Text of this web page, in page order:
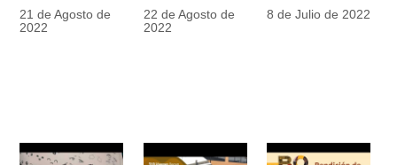
legales por
tensiones con
21 de Agosto de
2022
llena de color
y vida con la
22 de Agosto de
2022
8 de Julio de 2022